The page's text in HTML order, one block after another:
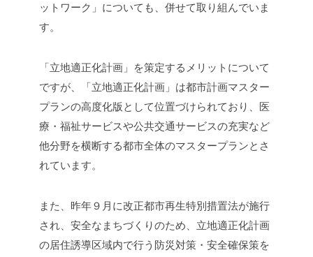
ットワーク」についても、併せて取り組んでいま
す。
「立地適正化計画」を策定するメリットについて
ですが、「立地適正化計画」は都市計画マスター
プランの高度化版として位置づけられており、医
療・福祉サービスや公共交通サービスの充実など
他分野を横断する都市全体のマスタープランとさ
れています。
また、昨年９月に改正都市再生特別措置法が施行
され、安全なまちづくりのため、立地適正化計画
の居住誘導区域内で行う防災対策・安全確保策を